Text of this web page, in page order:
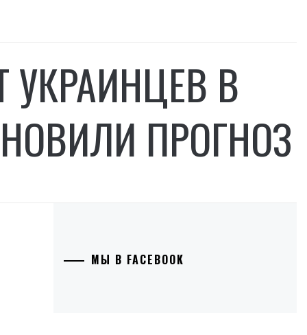
В
ПРОГНОЗ
МЫ В FACEBOOK